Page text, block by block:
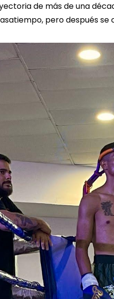
de más de una
pero después se